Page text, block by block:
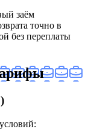
заём
точно в
без переплаты